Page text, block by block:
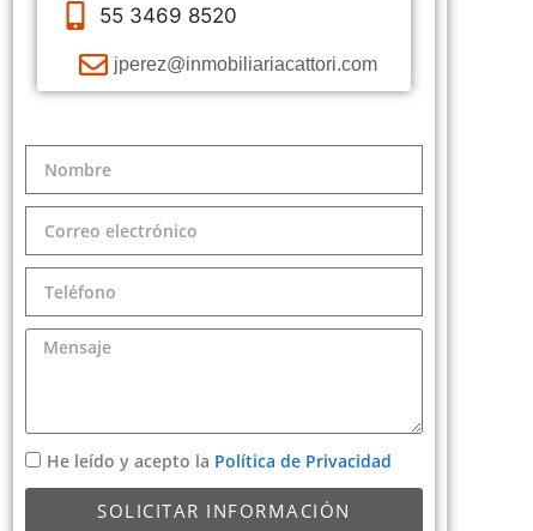
55 3469 8520
jperez@inmobiliariacattori.com
He leído y acepto la Política de Privacidad
SOLICITAR INFORMACIÓN